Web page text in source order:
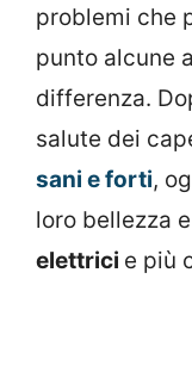
problemi che
punto alcune
differenza.
salute dei
sani e forti,
loro bellezza
elettrici e più